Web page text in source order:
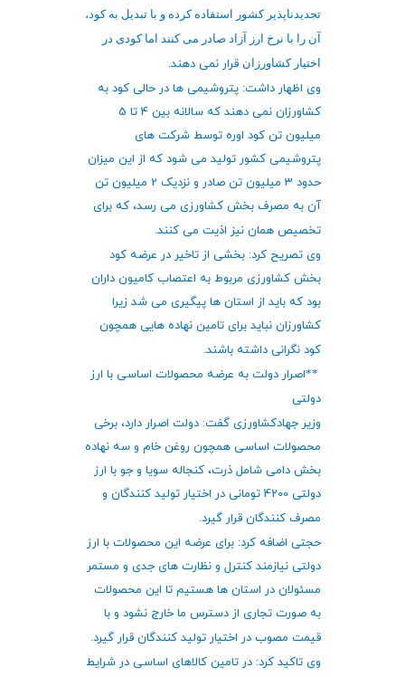
تجدیدناپذیر کشور استفاده کرده و با تبدیل به کود،
آن را با نرخ ارز آزاد صادر می کنند اما کودی در
اختیار کشاورزان قرار نمی دهند.
وی اظهار داشت: پتروشیمی ها در حالی کود به
کشاورزان نمی دهند که سالانه بین 4 تا 5
میلیون تن کود اوره توسط شرکت های
پتروشیمی کشور تولید می شود که از این میزان
حدود 3 میلیون تن صادر و نزدیک 2 میلیون تن
آن به مصرف بخش کشاورزی می رسد، که برای
تخصیص همان نیز اذیت می کنند.
وی تصریح کرد: بخشی از تاخیر در عرضه کود
بخش کشاورزی مربوط به اعتصاب کامیون داران
بود که باید از استان ها پیگیری می شد زیرا
کشاورزان نباید برای تامین نهاده هایی همچون
کود نگرانی داشته باشند.
**اصرار دولت به عرضه محصولات اساسی با ارز
دولتی
وزیر جهادکشاورزی گفت: دولت اصرار دارد، برخی
محصولات اساسی همچون روغن خام و سه نهاده
بخش دامی شامل ذرت، کنجاله سویا و جو با ارز
دولتی 4200 تومانی در اختیار تولید کنندگان و
مصرف کنندگان قرار گیرد.
حجتی اضافه کرد: برای عرضه این محصولات با ارز
دولتی نیازمند کنترل و نظارت های جدی و مستمر
مسئولان در استان ها هستیم تا این محصولات
به صورت تجاری از دسترس ما خارج نشود و با
قیمت مصوب در اختیار تولید کنندگان قرار گیرد.
وی تاکید کرد: در تامین کالاهای اساسی در شرایط